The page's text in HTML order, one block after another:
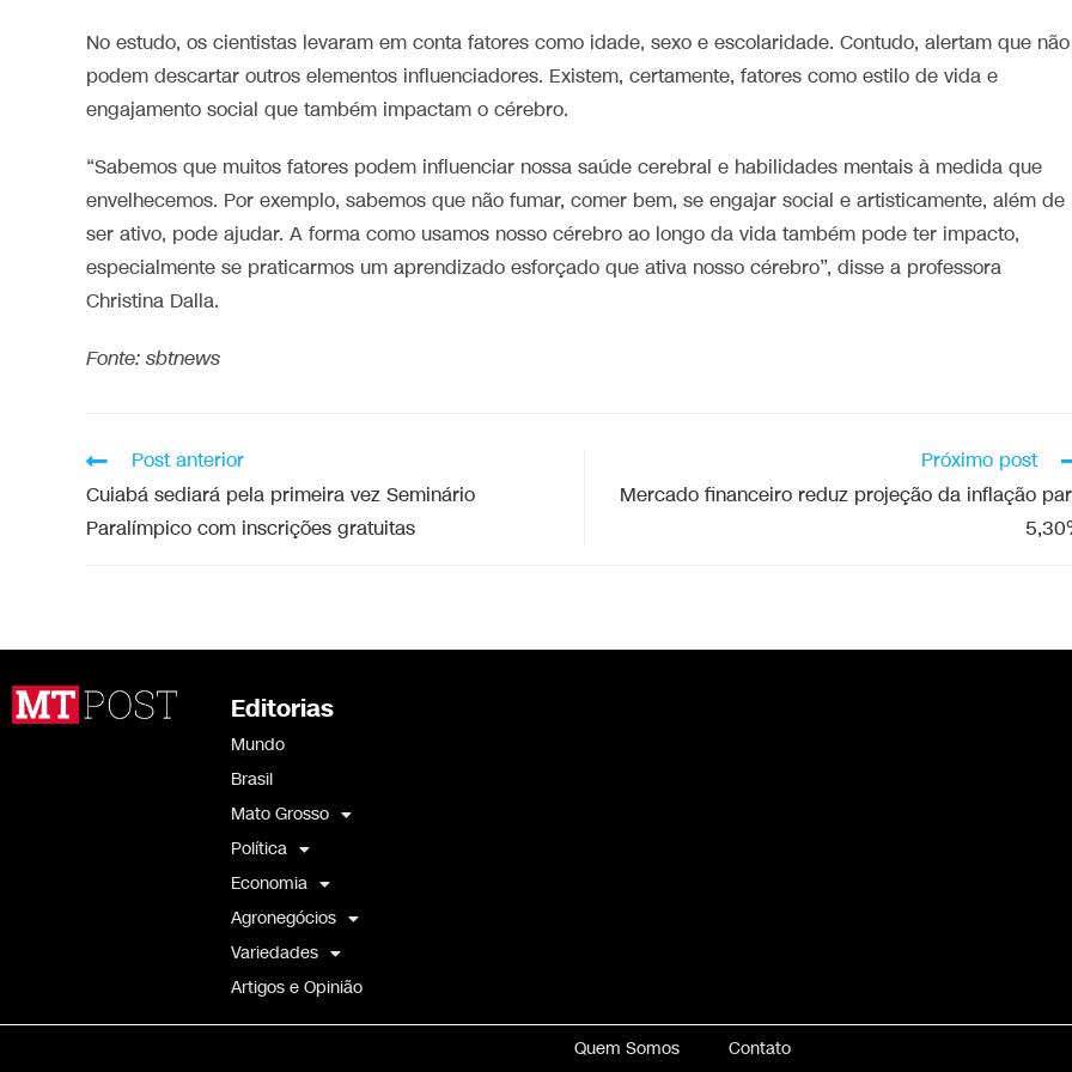
No estudo, os cientistas levaram em conta fatores como idade, sexo e escolaridade. Contudo, alertam que não
podem descartar outros elementos influenciadores. Existem, certamente, fatores como estilo de vida e
engajamento social que também impactam o cérebro.
“Sabemos que muitos fatores podem influenciar nossa saúde cerebral e habilidades mentais à medida que
envelhecemos. Por exemplo, sabemos que não fumar, comer bem, se engajar social e artisticamente, além de
ser ativo, pode ajudar. A forma como usamos nosso cérebro ao longo da vida também pode ter impacto,
especialmente se praticarmos um aprendizado esforçado que ativa nosso cérebro”, disse a professora
Christina Dalla.
Fonte: sbtnews
Post anterior
Cuiabá sediará pela primeira vez Seminário
Paralímpico com inscrições gratuitas
Próximo post
Mercado financeiro reduz projeção da inflação
Editorias
Mundo
Brasil
Mato Grosso
Política
Economia
Agronegócios
Variedades
Artigos e Opinião
Quem Somos Contato